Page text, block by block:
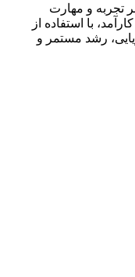
تجربه و مهارت
با استفاده از
رشد مستمر و